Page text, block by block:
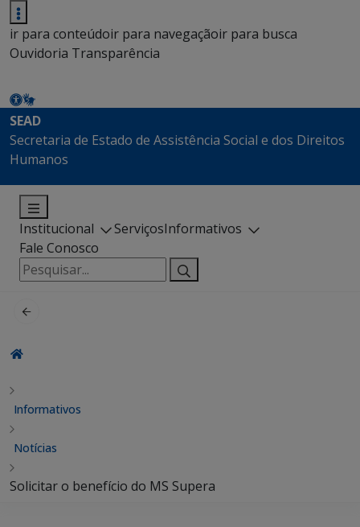
ir para conteúdoir para navegaçãoir para busca
Ouvidoria Transparência
SEAD
Secretaria de Estado de Assistência Social e dos Direitos
Humanos
Institucional ServiçosInformativos
Fale Conosco
Pesquisar
por:
Informativos
Notícias
Solicitar o benefício do MS Supera